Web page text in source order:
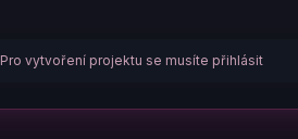
Pro vytvoření projektu se musíte přihlásit